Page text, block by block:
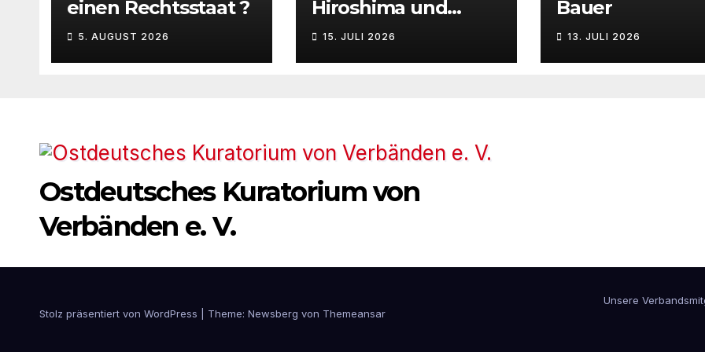
einen Rechtsstaat ?
5. AUGUST 2026
Hiroshima und
Nagasaki
15. JULI 2026
Bauer
13. JULI 2026
Ostdeutsches Kuratorium von
Verbänden e. V.
Stolz präsentiert von WordPress Theme: Newsberg von Themeansar
Unsere